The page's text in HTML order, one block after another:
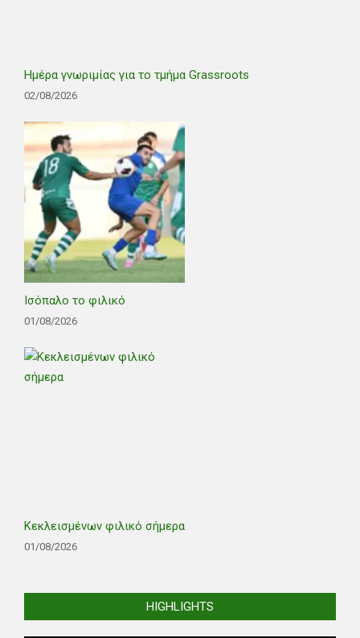
Ημέρα γνωριμίας για το τμήμα Grassroots
02/08/2026
Ισόπαλο το φιλικό
01/08/2026
Κεκλεισμένων φιλικό σήμερα
01/08/2026
HIGHLIGHTS